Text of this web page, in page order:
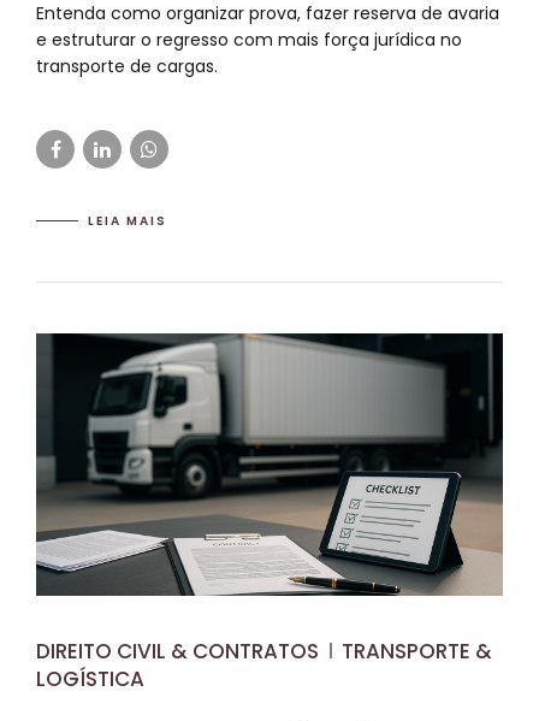
Entenda como organizar prova, fazer reserva de avaria
e estruturar o regresso com mais força jurídica no
transporte de cargas.
LEIA MAIS
DIREITO CIVIL & CONTRATOS
TRANSPORTE &
LOGÍSTICA